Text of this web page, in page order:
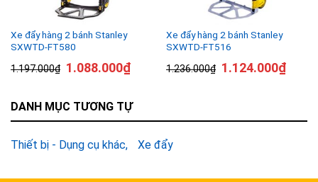
Xe đẩy hàng 2 bánh Stanley
SXWTD-FT580
1.197.000₫ 1.088.000₫
Xe đẩy hàng 2 bánh Stanley
SXWTD-FT516
1.236.000₫ 1.124.000₫
DANH MỤC TƯƠNG TỰ
Thiết bị - Dụng cụ khác Xe đẩy